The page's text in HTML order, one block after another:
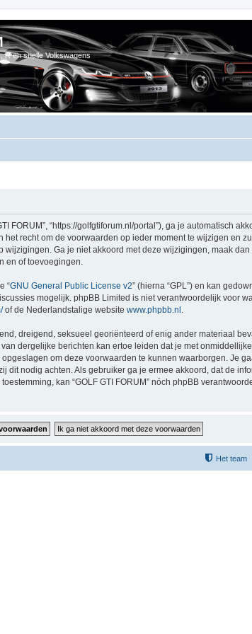
R en snelle Volkswagens
FORUM”, “https://golfgtiforum.nl/portal”), ga je automatisch
het recht om de voorwaarden op ieder moment te wijzigen en
Ga je niet akkoord met deze wijzigingen, maak dan
en of toevoegingen.
“GNU General Public License v2” (hierna “GPL”) en kan
mogelijk. phpBB Limited is niet verantwoordelijk voor
of de Nederlandstalige website www.phpbb.nl
dreigend, seksueel georiënteerd of enig ander materiaal
dergelijke berichten kan ertoe leiden dat je met
om deze voorwaarden te kunnen waarborgen. Je
nodig achten. Als gebruiker ga je ermee akkoord, dat de
kan “GOLF GTI FORUM” nóch phpBB
Het team